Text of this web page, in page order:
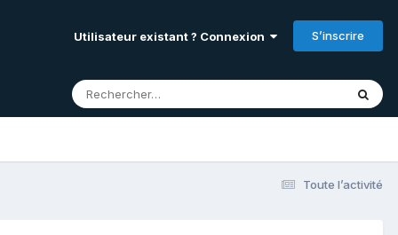
Utilisateur existant ? Connexion S’inscrire
Toute l’activité